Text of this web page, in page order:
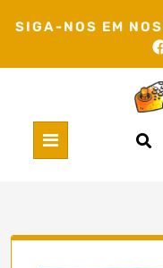
SIGA-NOS EM